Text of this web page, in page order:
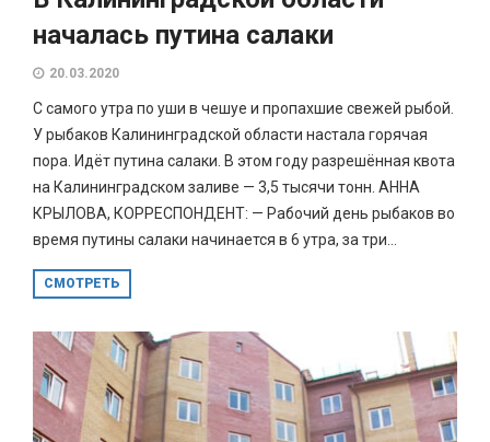
началась путина салаки
20.03.2020
С самого утра по уши в чешуе и пропахшие свежей рыбой.
У рыбаков Калининградской области настала горячая
пора. Идёт путина салаки. В этом году разрешённая квота
на Калининградском заливе — 3,5 тысячи тонн. АННА
КРЫЛОВА, КОРРЕСПОНДЕНТ: — Рабочий день рыбаков во
время путины салаки начинается в 6 утра, за три...
СМОТРЕТЬ